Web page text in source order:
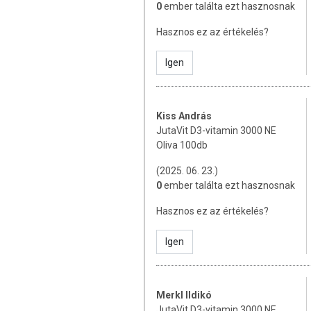
életmódot! A termék nem
helyettesítésére alkalmas!
ajánlott napi fogyasztási
összetevők bármelyikére érzékeny
0ember találta ezt hasznosnak
Hasznos ez az értékelés?
Igen
Kiss András
JutaVit D3-vitamin 3000 NE
Oliva 100db
(2025. 06. 23.)
0ember találta ezt hasznosnak
Hasznos ez az értékelés?
Igen
Merkl Ildikó